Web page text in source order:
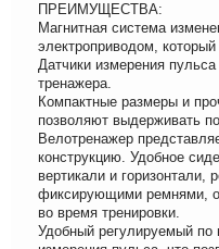
ПРЕИМУЩЕСТВА:
Магнитная система
электроприводом,
Датчики измерения
тренажера.
Компактные размеры и
позволяют выдерживать
Велотренажер
конструкцию. Удобное
вертикали и горизонтали,
фиксирующими ремнями,
во время тренировки.
Удобный регулируемый